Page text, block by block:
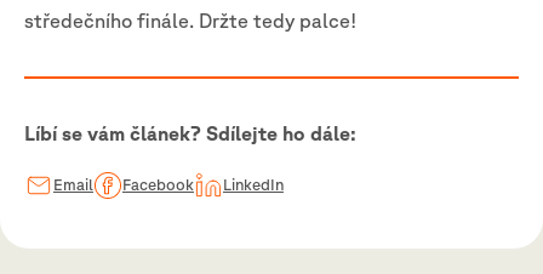
středečního finále. Držte tedy palce!
Líbí se vám článek? Sdílejte ho dále:
Email Facebook LinkedIn